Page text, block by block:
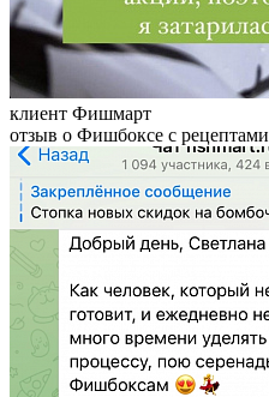
клиент Фишмарт
отзыв о Фишбоксе с рецептами